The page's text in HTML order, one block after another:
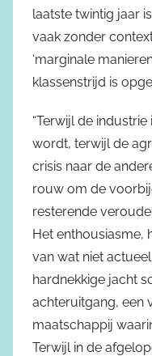
laatste twintig jaar
vaak zonder
‘marginale
klassenstrijd is
“Terwijl de
wordt, terwijl de
crisis naar de
rouw om de
resterende
Het enthousiasme,
van wat niet
hardnekkige jacht
achteruitgang, een
maatschappij
Terwijl in de